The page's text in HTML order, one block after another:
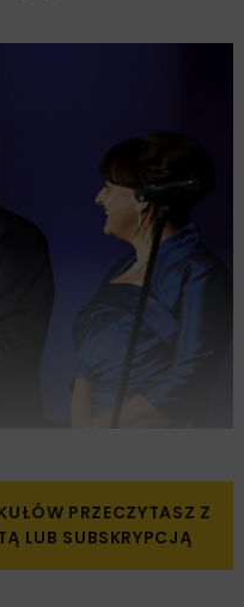
PRZECZYTASZ Z
LUB SUBSKRYPCJĄ